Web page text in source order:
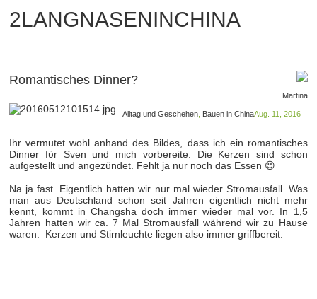
2LANGNASENINCHINA
Romantisches Dinner?
Martina
Aug. 11, 2016
Alltag und Geschehen, Bauen in China
Ihr vermutet wohl anhand des Bildes, dass ich ein romantisches
Dinner fϋr Sven und mich vorbereite. Die Kerzen sind schon
aufgestellt und angezϋndet. Fehlt ja nur noch das Essen 😉
Na ja fast. Eigentlich hatten wir nur mal wieder Stromausfall. Was
man aus Deutschland schon seit Jahren eigentlich nicht mehr
kennt, kommt in Changsha doch immer wieder mal vor. In 1,5
Jahren hatten wir ca. 7 Mal Stromausfall während wir zu Hause
waren. Kerzen und Stirnleuchte liegen also immer griffbereit.